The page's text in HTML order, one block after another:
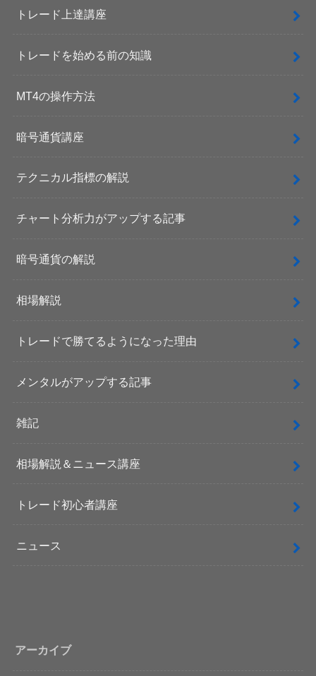
トレード上達講座
トレードを始める前の知識
MT4の操作方法
暗号通貨講座
テクニカル指標の解説
チャート分析力がアップする記事
暗号通貨の解説
相場解説
トレードで勝てるようになった理由
メンタルがアップする記事
雑記
相場解説＆ニュース講座
トレード初心者講座
ニュース
アーカイブ